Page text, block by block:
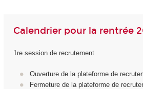
Calendrier pour la rentrée
1re session de recrutement
Ouverture de la plateforme de
Fermeture de la plateforme de